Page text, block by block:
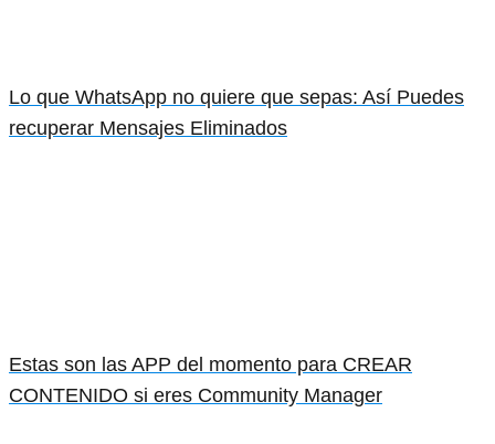
Lo que WhatsApp no quiere que sepas: Así Puedes
recuperar Mensajes Eliminados
Estas son las APP del momento para CREAR
CONTENIDO si eres Community Manager